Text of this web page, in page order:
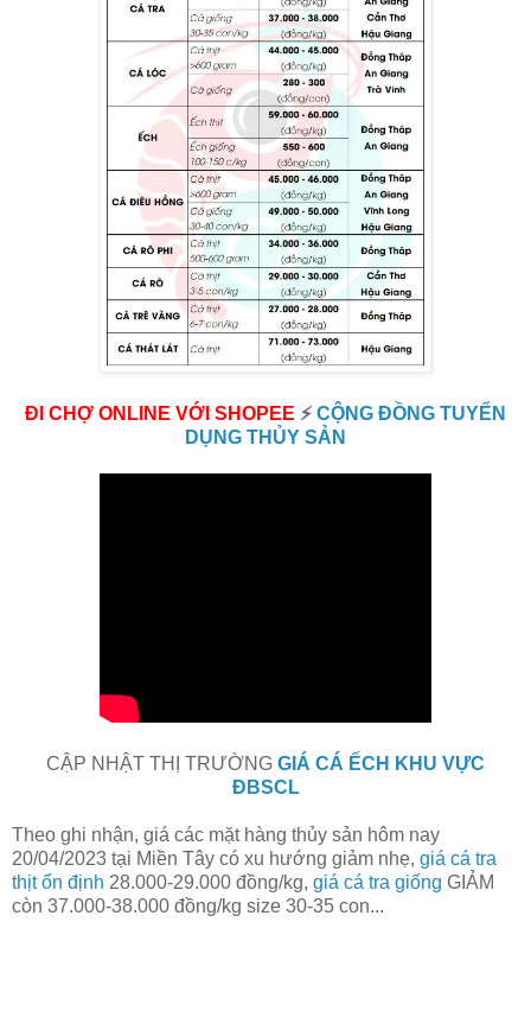
ĐI CHỢ ONLINE VỚI SHOPEE ⚡ CỘNG ĐỒNG TUYỂN
DỤNG THỦY SẢN
CẬP NHẬT THỊ TRƯỜNG GIÁ CÁ ẾCH KHU VỰC
ĐBSCL
Theo ghi nhận, giá các mặt hàng thủy sản hôm nay
20/04/2023 tại Miền Tây có xu hướng giảm nhẹ, giá cá tra
thịt ổn định 28.000-29.000 đồng/kg, giá cá tra giống GIẢM
còn 37.000-38.000 đồng/kg size 30-35 con...